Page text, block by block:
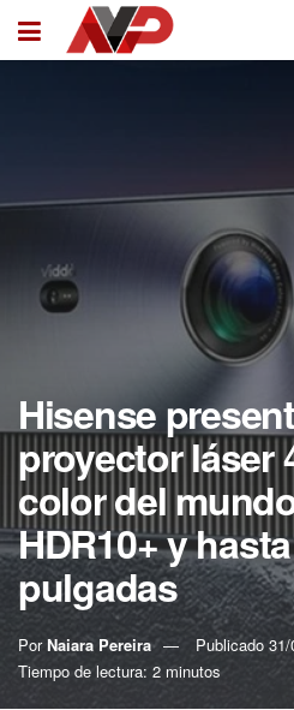
Hisense
proyector láser
color del
HDR10+ y
pulgadas
Por Naiara Pereira Publicado
Tiempo de lectura: 2 minutos